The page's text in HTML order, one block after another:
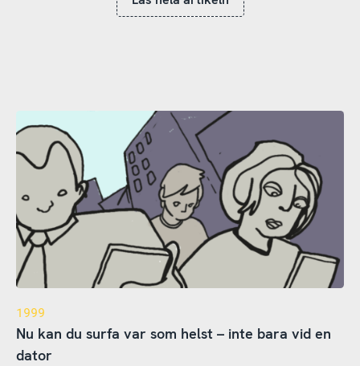
1999
Nu kan du surfa var som helst – inte bara vid en
dator